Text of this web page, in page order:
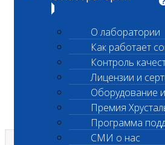
ШАНС
Независимая
О лаборатории
Как работает
Контроль
Лицензии и
Оборудование
Премия
Программа
СМИ о нас